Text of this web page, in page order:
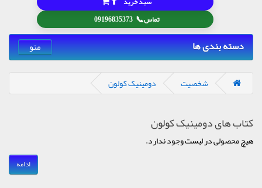
تماس📞
09196835373
دسته بندی ها منو
شخصیت دومینیک کولون
کتاب های دومینیک کولون
هیچ محصولی در لیست وجود ندارد.
ادامه